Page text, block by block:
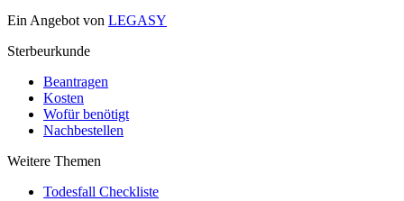
Ein Angebot von LEGASY
Sterbeurkunde
Beantragen
Kosten
Wofür benötigt
Nachbestellen
Weitere Themen
Todesfall Checkliste